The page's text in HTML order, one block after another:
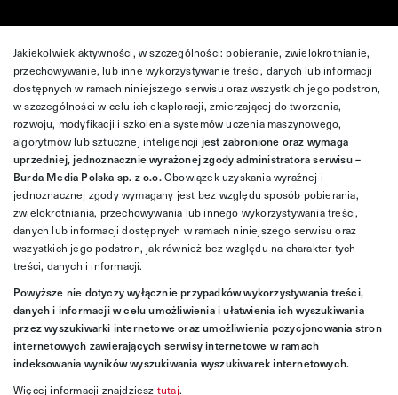
Jakiekolwiek aktywności, w szczególności: pobieranie, zwielokrotnianie,
przechowywanie, lub inne wykorzystywanie treści, danych lub informacji
dostępnych w ramach niniejszego serwisu oraz wszystkich jego podstron,
w szczególności w celu ich eksploracji, zmierzającej do tworzenia,
rozwoju, modyfikacji i szkolenia systemów uczenia maszynowego,
algorytmów lub sztucznej inteligencji jest zabronione oraz wymaga
uprzedniej, jednoznacznie wyrażonej zgody administratora serwisu –
Burda Media Polska sp. z o.o.Obowiązek uzyskania wyraźnej i
jednoznacznej zgody wymagany jest bez względu sposób pobierania,
zwielokrotniania, przechowywania lub innego wykorzystywania treści,
danych lub informacji dostępnych w ramach niniejszego serwisu oraz
wszystkich jego podstron, jak również bez względu na charakter tych
treści, danych i informacji.
Powyższe nie dotyczy wyłącznie przypadków wykorzystywania treści,
danych i informacji w celu umożliwienia i ułatwienia ich wyszukiwania
przez wyszukiwarki internetowe oraz umożliwienia pozycjonowania stron
internetowych zawierających serwisy internetowe w ramach
indeksowania wyników wyszukiwania wyszukiwarek internetowych.
Więcej informacji znajdziesz tutaj.